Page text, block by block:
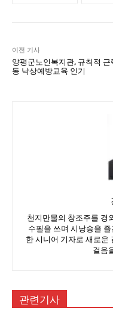
이전 기사
양평군노인복지관, 규칙적 근
동 낙상예방교육 인기
천지만물의 창조주를 경
수필을 쓰며 시낭송을
한 시니어 기자로 새로운
걸음
관련기사